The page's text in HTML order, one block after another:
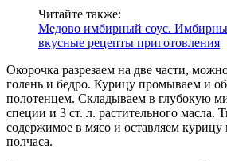
Читайте также:
Медово имбирный соус.
вкусные рецепты приготовления
Окорочка разрезаем на две части,
голень и бедро. Курицу промываем и
полотенцем. Складываем в глубокую
специи и 3 ст. л. растительного масла.
содержимое в мясо и оставляем курицу
полчаса.